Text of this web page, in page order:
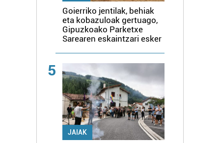
Goierriko jentilak, behiak
eta kobazuloak gertuago,
Gipuzkoako Parketxe
Sarearen eskaintzari esker
5
JAIAK